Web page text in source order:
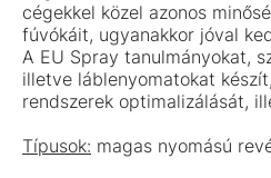
cégekkel közel azonos
fúvókáit, ugyanakkor jóval
A EU Spray tanulmányokat,
illetve láblenyomatokat
rendszerek optimalizálását,
Típusok: magas nyomású